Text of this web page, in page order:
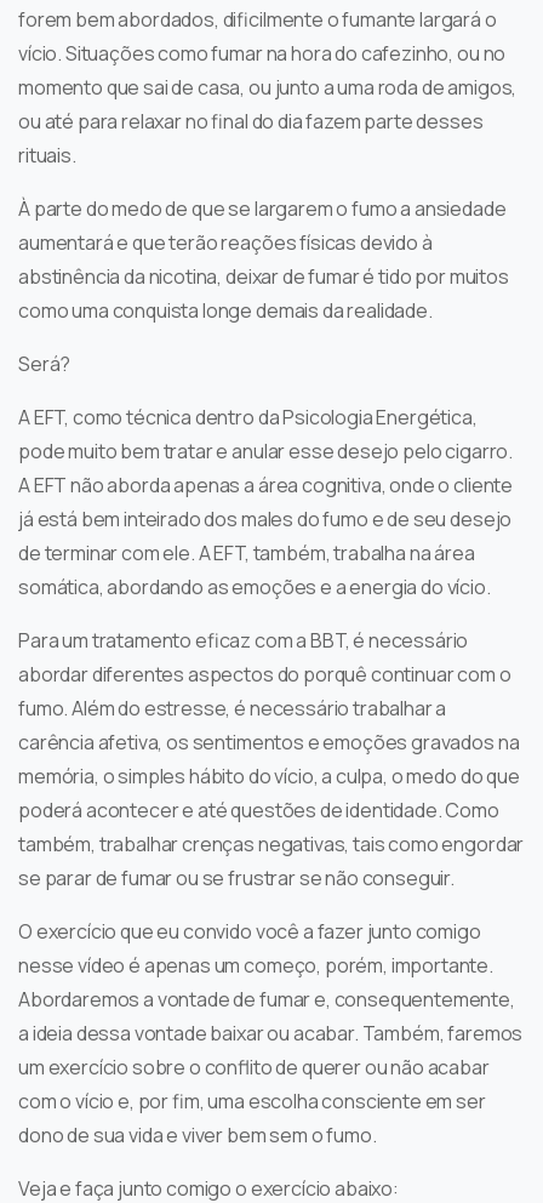
forem bem abordados, dificilmente o fumante largará o
vício. Situações como fumar na hora do cafezinho, ou no
momento que sai de casa, ou junto a uma roda de amigos,
ou até para relaxar no final do dia fazem parte desses
rituais.
À parte do medo de que se largarem o fumo a ansiedade
aumentará e que terão reações físicas devido à
abstinência da nicotina, deixar de fumar é tido por muitos
como uma conquista longe demais da realidade.
Será?
A EFT, como técnica dentro da Psicologia Energética,
pode muito bem tratar e anular esse desejo pelo cigarro.
A EFT não aborda apenas a área cognitiva, onde o cliente
já está bem inteirado dos males do fumo e de seu desejo
de terminar com ele. A EFT, também, trabalha na área
somática, abordando as emoções e a energia do vício.
Para um tratamento eficaz com a BBT, é necessário
abordar diferentes aspectos do porquê continuar com o
fumo. Além do estresse, é necessário trabalhar a
carência afetiva, os sentimentos e emoções gravados na
memória, o simples hábito do vício, a culpa, o medo do que
poderá acontecer e até questões de identidade. Como
também, trabalhar crenças negativas, tais como engordar
se parar de fumar ou se frustrar se não conseguir.
O exercício que eu convido você a fazer junto comigo
nesse vídeo é apenas um começo, porém, importante.
Abordaremos a vontade de fumar e, consequentemente,
a ideia dessa vontade baixar ou acabar. Também, faremos
um exercício sobre o conflito de querer ou não acabar
com o vício e, por fim, uma escolha consciente em ser
dono de sua vida e viver bem sem o fumo.
Veja e faça junto comigo o exercício abaixo: